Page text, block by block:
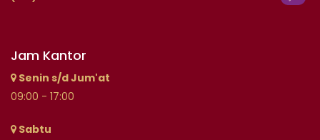
Jam Kantor
Senin s/d Jum'at
09:00 - 17:00
Sabtu